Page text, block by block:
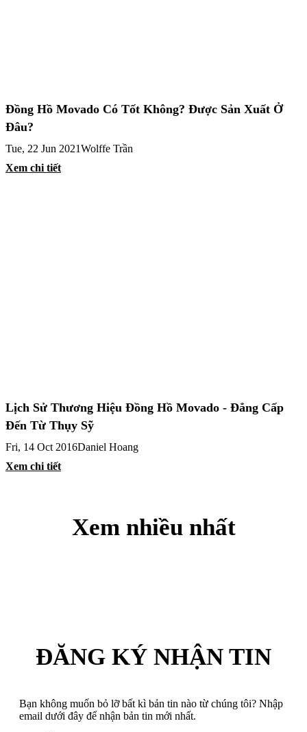
Đồng Hồ Movado Có Tốt Không? Được Sản Xuất Ở
Đâu?
Tue, 22 Jun 2021Wolffe Trần
Xem chi tiết
Lịch Sử Thương Hiệu Đồng Hồ Movado - Đẳng Cấp
Đến Từ Thụy Sỹ
Fri, 14 Oct 2016Daniel Hoang
Xem chi tiết
Xem nhiều nhất
ĐĂNG KÝ NHẬN TIN
Bạn không muốn bỏ lỡ bất kì bản tin nào từ chúng tôi? Nhập
email dưới đây để nhận bản tin mới nhất.